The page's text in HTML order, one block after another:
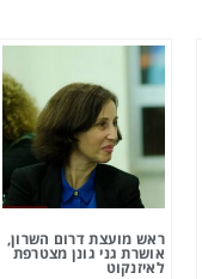
ראש מועצת דרום השרון,
אושרת גני גונן מצטרפת
לאיזנקוט